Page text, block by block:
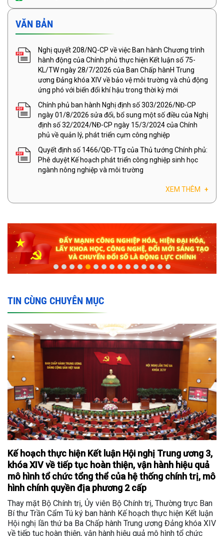
VĂN BẢN
Nghị quyết 208/NQ-CP về việc Ban hành Chương trình
hành động của Chính phủ thực hiện Kết luận số 75-
KL/TW ngày 28/7/2026 của Ban Chấp hànH Trung
ương Đảng khóa XIV về bảo vệ môi trường và chủ động
ứng phó với biến đổi khí hậu trong thời kỳ mới
Chính phủ ban hành Nghị định số 303/2026/NĐ-CP
ngày 01/8/2026 sửa đổi, bổ sung một số điều của Nghị
định số 32/2024/NĐ-CP ngày 15/3/2024 của Chính
phủ về quản lý, phát triển cụm công nghiệp
Quyết định số 1466/QĐ-TTg của Thủ tướng Chính phủ:
Phê duyệt Kế hoạch phát triển công nghiệp sinh học
ngành nông nghiệp và môi trường
XEM THÊM +
TIN CÙNG CHUYÊN MỤC
Kế hoạch thực hiện Kết luận Hội nghị Trung ương 3,
khóa XIV về tiếp tục hoàn thiện, vận hành hiệu quả
mô hình tổ chức tổng thể của hệ thống chính trị, mô
hình chính quyền địa phương 2 cấp
Thay mặt Bộ Chính trị, Ủy viên Bộ Chính trị, Thường trực Ban
Bí thư Trần Cẩm Tú ký ban hành Kế hoạch thực hiện Kết luận
Hội nghị lần thứ ba Ba Chấp hành Trung ương Đảng khóa XIV
về tiếp tục hoàn thiện, vận hành hiệu quả mô hình tổ chức